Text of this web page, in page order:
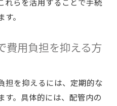
。
費用負担を抑える方
担を抑えるには、定期的な
す。具体的には、配管内の